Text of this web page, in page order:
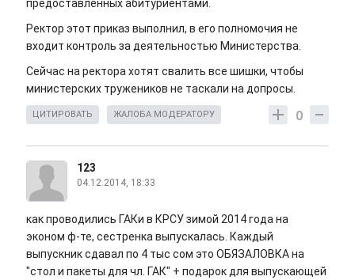
предоставленных абитуриентами.
Ректор этот приказ выполнил, в его полномочия не
входит контроль за деятельностью Министерства.
Сейчас на ректора хотят свалить все шишки, чтобы
министерских тружеников не таскали на допросы.
0
ЦИТИРОВАТЬ ЖАЛОБА МОДЕРАТОРУ
123
04.12.2014, 18:33
как проводились ГАКи в КРСУ зимой 2014 года на
эконом ф-те, сестренка выпускалась. Каждый
выпускник сдавал по 4 тыс сом это ОБЯЗАЛОВКА на
"стол и пакеты для чл. ГАК" + подарок для выпускающей